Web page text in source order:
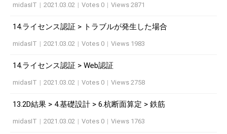
midasIT | 2021.03.02 | Votes 0 | Views 2871
14.ライセンス認証 > トラブルが発生した場合
midasIT | 2021.03.02 | Votes 0 | Views 1983
14.ライセンス認証 > Web認証
midasIT | 2021.03.02 | Votes 0 | Views 2758
13.2D結果 > 4.基礎設計 > 6.杭断面算定 > 鉄筋
midasIT | 2021.03.02 | Votes 0 | Views 1763